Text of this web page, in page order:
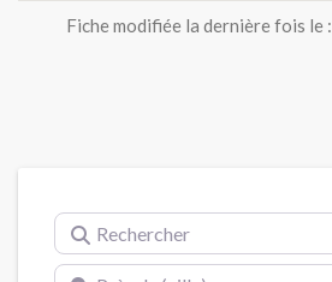
Fiche modifiée la dernière fois le :
Rechercher
Près de (ville)